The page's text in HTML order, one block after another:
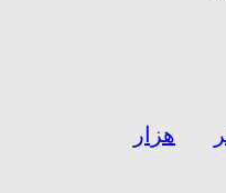
هزار